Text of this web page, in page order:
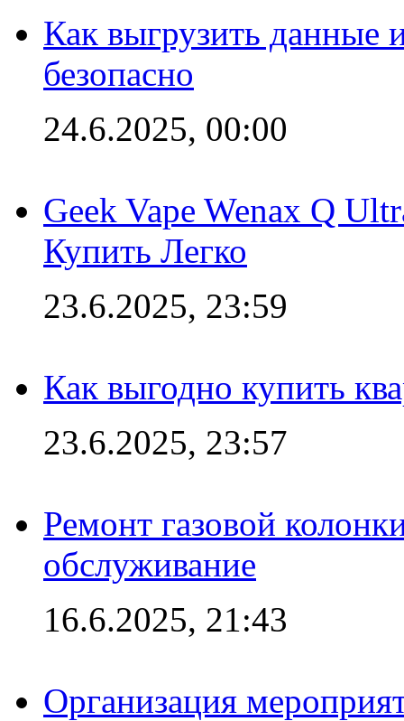
Как выгрузить данные
безопасно
24.6.2025, 00:00
Geek Vape Wenax Q
Купить Легко
23.6.2025, 23:59
Как выгодно купить
23.6.2025, 23:57
Ремонт газовой
обслуживание
16.6.2025, 21:43
Организация